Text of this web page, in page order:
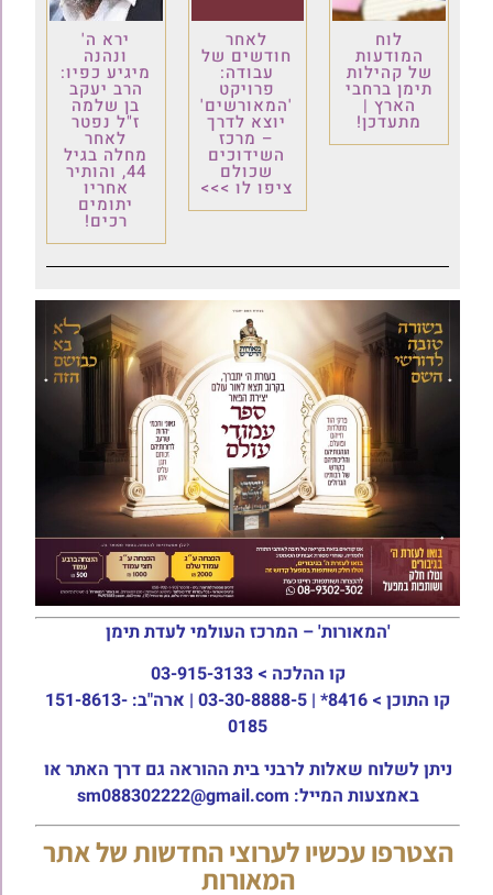
לוח
המודעות
של קהילות
תימן ברחבי
הארץ |
מתעדכן!
לאחר
חודשים של
עבודה:
פרויקט
'המאורשים'
יוצא לדרך
– מרכז
השידוכים
שכולם
ציפו לו >>>
ירא ה'
ונהנה
מיגיע כפיו:
הרב יעקב
בן שלמה
ז"ל נפטר
לאחר
מחלה בגיל
44, והותיר
אחריו
יתומים
רכים!
'המאורות' – המרכז העולמי לעדת תימן
קו ההלכה > 03-915-3133
קו התוכן >
8416* | 03-30-8888-5 | ארה"ב: 151-8613-
0185
ניתן לשלוח שאלות לרבני בית ההוראה גם דרך האתר או
באמצעות המייל: sm088302222@gmail.com
הצטרפו עכשיו לערוצי החדשות של אתר
המאורות